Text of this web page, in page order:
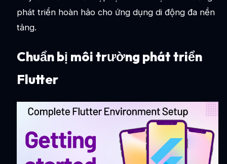
phát triển hoàn hảo cho ứng dụng di động đa nền
tảng.
Chuẩn bị môi trường phát triển
Flutter